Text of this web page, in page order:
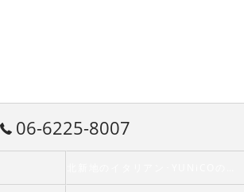
06-6225-8007